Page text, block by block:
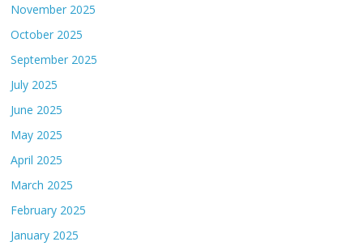
November 2025
October 2025
September 2025
July 2025
June 2025
May 2025
April 2025
March 2025
February 2025
January 2025